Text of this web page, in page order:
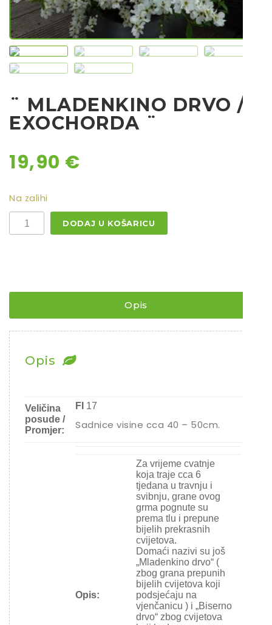
Sjeme
Sjeme povrća
Rajčice
Chili
¨ MLADENKINO DRVO /
EXOCHORDA ¨
19,90 €
Na zalihi
¨
MLADENKINO
DRVO
DODAJ U KOŠARICU
Opis
Opis
Veličina
posude /
Promjer:
FI 17
Sadnice visine cca 40 – 50cm.
Opis:
Za vrijeme cvatnje
koja traje cca 6
tjedana u travnju i
svibnju, grane ovog
grma pognute su
prema tlu i prepune
bijelih prekrasnih
cvijetova.
Domaći nazivi su još
„Mladenkino drvo“ (
zbog grana prepunih
bijelih cvijetova koji
podsjećaju na
vjenčanicu ) i „Biserno
drvo“ zbog cvijetova